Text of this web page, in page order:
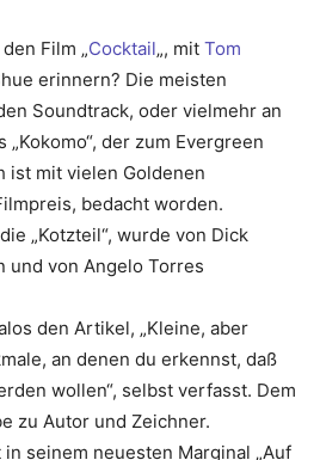
Film „Cocktail„, mit Tom
erinnern? Die meisten
Soundtrack, oder vielmehr an
der zum Evergreen
ist mit vielen Goldenen
bedacht worden.
„Kotzteil“, wurde von Dick
und von Angelo Torres
den Artikel, „Kleine, aber
an denen du erkennst, daß
wollen“, selbst verfasst. Dem
zu Autor und Zeichner.
seinem neuesten Marginal „Auf